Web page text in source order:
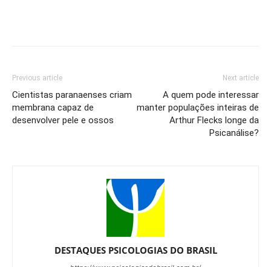
Previous article
Cientistas paranaenses criam
membrana capaz de
desenvolver pele e ossos
Next article
A quem pode interessar
manter populações inteiras de
Arthur Flecks longe da
Psicanálise?
DESTAQUES PSICOLOGIAS DO BRASIL